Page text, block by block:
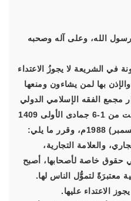
رسول الله، وعلى آله وصحبه
في الشريعة لا يجوزُ الاعتداء
والإذن بها لمن يشاءون ومنعها
الفقه الإسلامي الدولي
في دورة مؤتمره الخامس بالكويت من 1-6 جمادى الأولى 1409
والعلامة التجارية،
هي حقوق خاصة لأصحابها، أصبح
معتبرَةً لتموُّل الناس لها.
الاعتداء عليها.